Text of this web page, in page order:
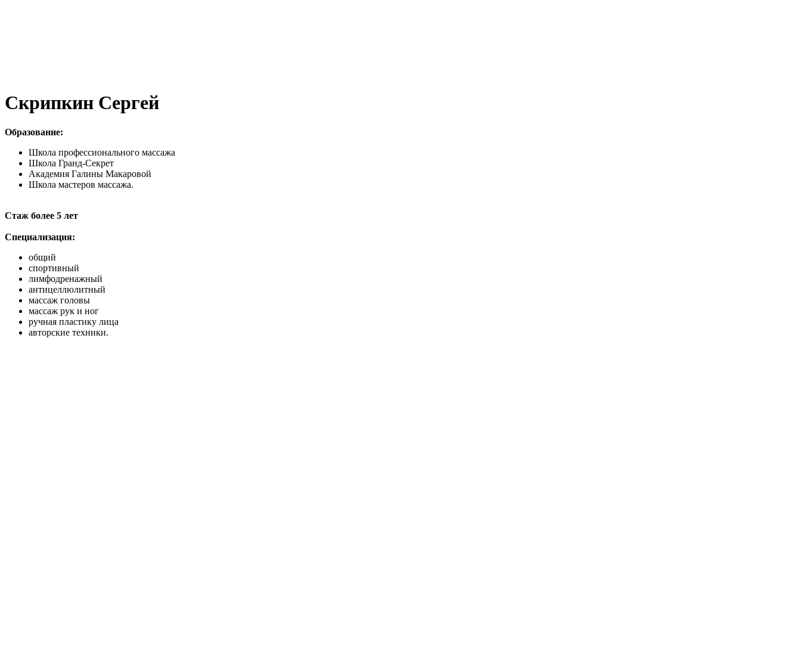
Скрипкин Сергей
Образование:
Школа профессионального массажа
Школа Гранд-Секрет
Академия Галины Макаровой
Школа мастеров массажа.
Стаж более 5 лет
Специализация:
общий
спортивный
лимфодренажный
антицеллюлитный
массаж головы
массаж рук и ног
ручная пластику лица
авторские техники.